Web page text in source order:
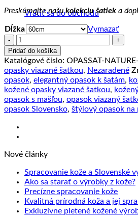
Vrátiť sa do obchodu
Preskúmajte našukolekciu šatiek a
Dĺžka
Vymazať
množstvo
Kožený
úzky
opasok
viazaný
šatkou
–
Prírodný,
na
Slovensku
Pridať do košíka
Katalógové číslo: OPASSAT-
opasky viazané šatkou, Nezaradené
opasok, elegantný opasok k šatám,
kožené opasky viazané šatkou,
opasok s mašľou, opasok viazaný
opasok Slovensko, štýlový opasok na
Nové články
Spracovanie kože a Slovenské
Ako sa starať o výrobky z kože?
Precízne spracovanie kožeŽiadne
na
Kvalitná prírodná koža a jej
Exkluzívne pletené kožené